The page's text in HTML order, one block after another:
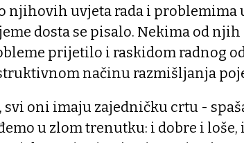
njihovih uvjeta rada i
dosta se pisalo. Nekima od njih
prijetilo i raskidom radnog
načinu razmišljanja
svi oni imaju zajedničku crtu -
u zlom trenutku: i dobre i loše,